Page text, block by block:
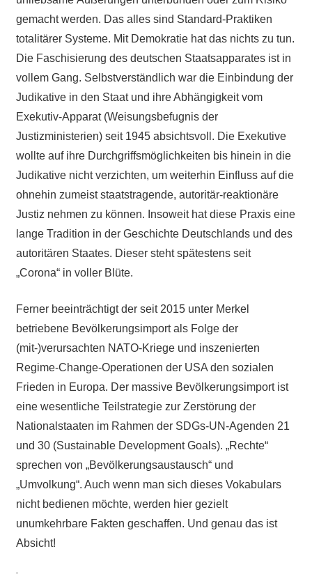
gemacht werden. Das alles sind Standard-Praktiken
totalitärer Systeme. Mit Demokratie hat das nichts zu tun.
Die Faschisierung des deutschen Staatsapparates ist in
vollem Gang. Selbstverständlich war die Einbindung der
Judikative in den Staat und ihre Abhängigkeit vom
Exekutiv-Apparat (Weisungsbefugnis der
Justizministerien) seit 1945 absichtsvoll. Die Exekutive
wollte auf ihre Durchgriffsmöglichkeiten bis hinein in die
Judikative nicht verzichten, um weiterhin Einfluss auf die
ohnehin zumeist staatstragende, autoritär-reaktionäre
Justiz nehmen zu können. Insoweit hat diese Praxis eine
lange Tradition in der Geschichte Deutschlands und des
autoritären Staates. Dieser steht spätestens seit
„Corona“ in voller Blüte.
Ferner beeinträchtigt der seit 2015 unter Merkel
betriebene Bevölkerungsimport als Folge der
(mit-)verursachten NATO-Kriege und inszenierten
Regime-Change-Operationen der USA den sozialen
Frieden in Europa. Der massive Bevölkerungsimport ist
eine wesentliche Teilstrategie zur Zerstörung der
Nationalstaaten im Rahmen der SDGs-UN-Agenden 21
und 30 (Sustainable Development Goals). „Rechte“
sprechen von „Bevölkerungsaustausch“ und
„Umvolkung“. Auch wenn man sich dieses Vokabulars
nicht bedienen möchte, werden hier gezielt
unumkehrbare Fakten geschaffen. Und genau das ist
Absicht!